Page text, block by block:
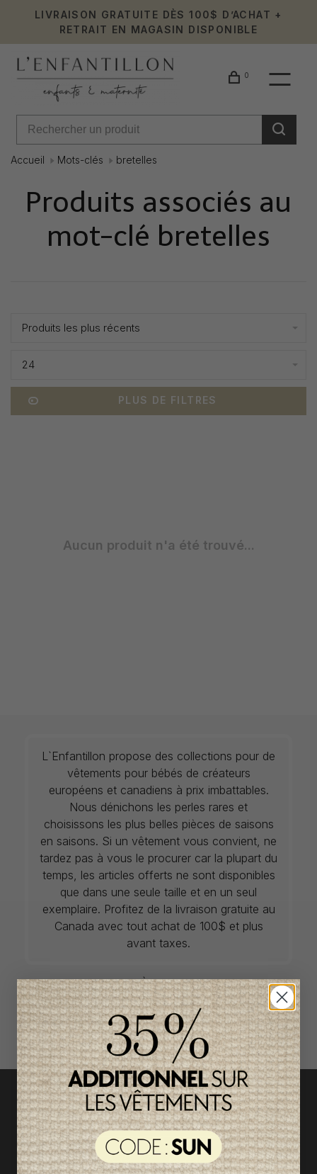
LIVRAISON GRATUITE DÈS 100$ D’ACHAT +
RETRAIT EN MAGASIN DISPONIBLE
0
Accueil Mots-clés bretelles
Produits associés au
mot-clé bretelles
Produits les plus récents
24
PLUS DE FILTRES
Aucun produit n'a été trouvé...
L`Enfantillon propose des collections pour de
vêtements pour bébés de créateurs
européens et canadiens à prix imbattables.
Nous dénichons les perles rares et
choisissons les plus belles pièces de saisons
en saisons. Si un vêtement vous convient, ne
tardez pas à vous le procurer car la plupart du
temps, les articles offerts ne sont disponibles
que dans une seule taille et en un seul
exemplaire. Profitez de la livraison gratuite au
Canada avec tout achat de 100$ et plus
avant taxes.
ACCÈS RAPIDE
magasinez par catégorie